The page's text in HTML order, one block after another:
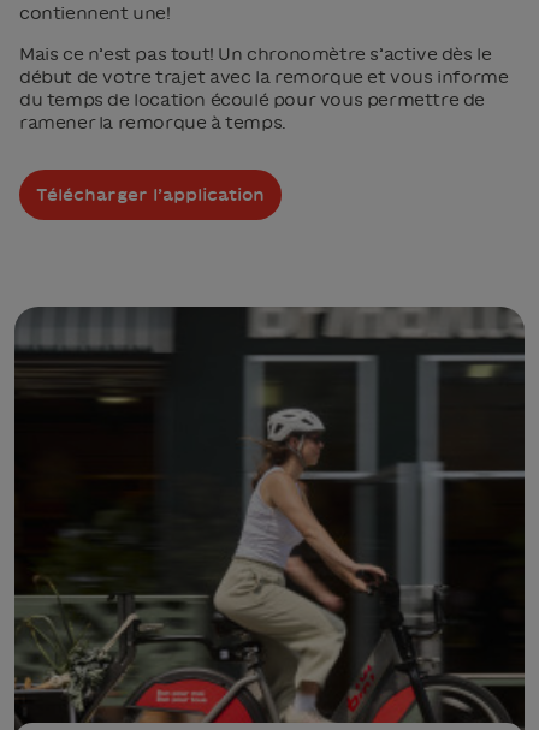
contiennent une!
Mais ce n’est pas tout! Un chronomètre s’active dès le
début de votre trajet avec la remorque et vous informe
du temps de location écoulé pour vous permettre de
ramener la remorque à temps.
Télécharger l’application